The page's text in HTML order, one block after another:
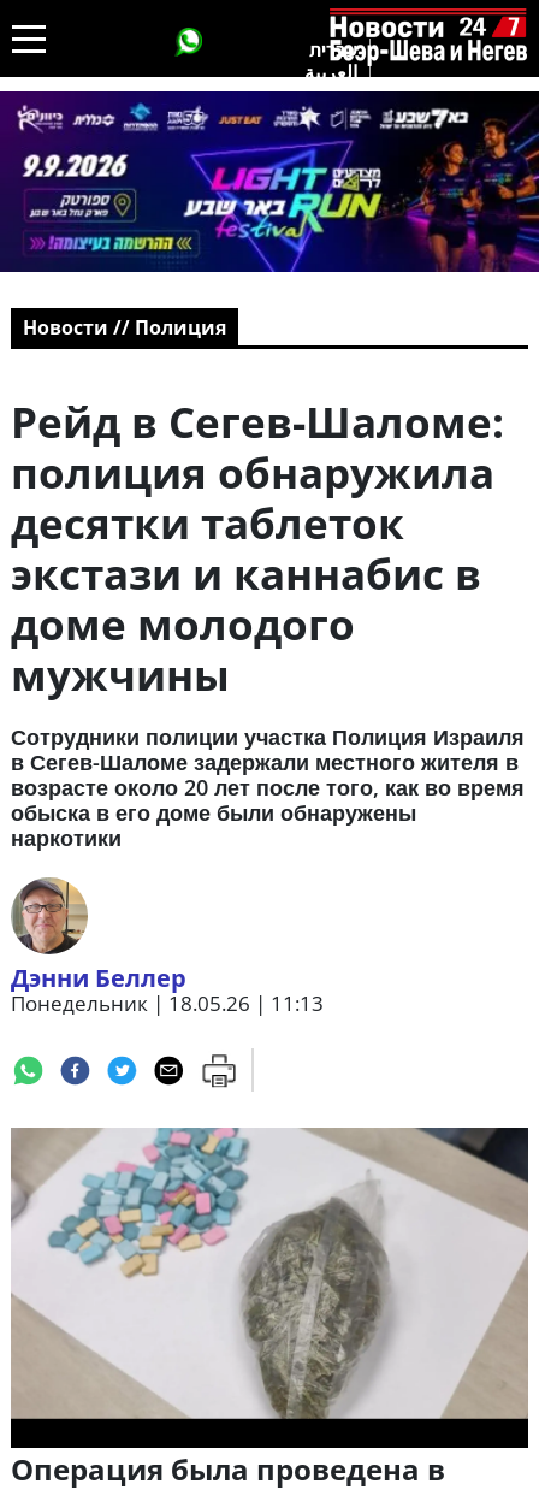
עברית
العربية
Новости // Полиция
Рейд в Сегев-Шаломе:
полиция обнаружила
десятки таблеток
экстази и каннабис в
доме молодого
мужчины
Сотрудники полиции участка Полиция Израиля
в Сегев-Шаломе задержали местного жителя в
возрасте около 20 лет после того, как во время
обыска в его доме были обнаружены
наркотики
Дэнни Беллер
Понедельник | 18.05.26 | 11:13
Операция была проведена в